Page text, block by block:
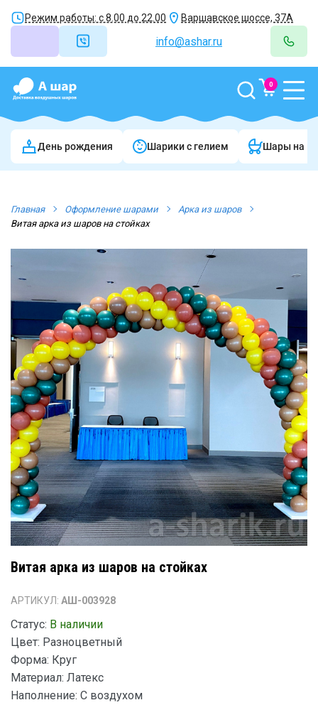
Режим работы: с 8.00 до 22.00 Варшавское шоссе, 37А
info@ashar.ru
0
День рождения Шарики c гелием Шары на
Главная Оформление шарами
Арка из шаров
Витая арка из шаров на стойках
Витая арка из шаров на стойках
АРТИКУЛ: АШ-003928
Статус: В наличии
Цвет: Разноцветный
Форма: Круг
Материал: Латекс
Наполнение: С воздухом